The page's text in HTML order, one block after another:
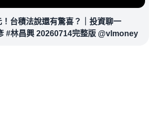
！台積法說還有驚喜？｜投資聊一
#林昌興 20260714完整版 @vlmoney